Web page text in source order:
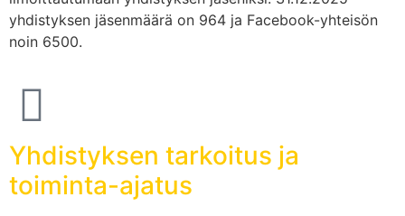
yhdistyksen jäsenmäärä on 964 ja Facebook-yhteisön
noin 6500.
Yhdistyksen tarkoitus ja
toiminta-ajatus